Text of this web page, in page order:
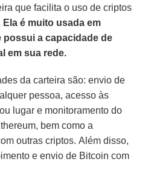
que facilita o uso de criptos
Ela é muito usada em
a capacidade de
em sua rede.
da carteira são: envio de
pessoa, acesso às
lugar e monitoramento do
bem como a
outras criptos. Além disso,
e envio de Bitcoin com